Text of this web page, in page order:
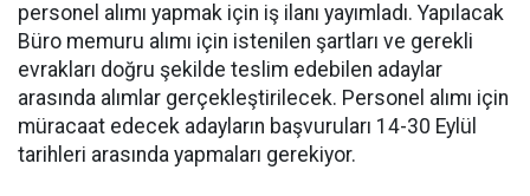
personel alımı yapmak için iş ilanı yayımladı. Yapılacak
Büro memuru alımı için istenilen şartları ve gerekli
evrakları doğru şekilde teslim edebilen adaylar
arasında alımlar gerçekleştirilecek. Personel alımı için
müracaat edecek adayların başvuruları 14-30 Eylül
tarihleri arasında yapmaları gerekiyor.